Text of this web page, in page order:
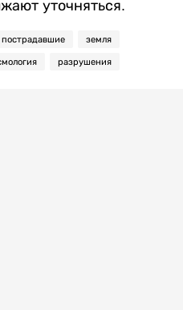
уточняться.
пострадавшие земля
разрушения